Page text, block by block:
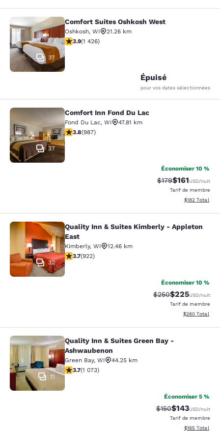
Comfort Suites Oshkosh West
37
Comfort Suites Oshkosh West
Oshkosh, WI
21.26 km
3.87 étoiles. Bien. 1426 commentaires
3.9(1 426)
Épuisé
pour vos dates sélectionnées
Comfort Inn Fond Du Lac
37
Comfort Inn Fond Du Lac
Fond Du Lac, WI
47.81 km
3.79 étoiles. Bien. 987 commentaires
3.8(987)
Économiser 10 %
Tarif barré :
$179Tarif réduit :
$161USD/nuit
Tarif de membre
Afficher les
$182 Total
Quality Inn & Suites Kimberly -
32
Quality Inn & Suites Kimberly - Appleton
East
Kimberly, WI
12.46 km
3.74 étoiles. Bien. 922 commentaires
3.7(922)
Économiser 10 %
Tarif barré :
$250Tarif réduit :
$225USD/nuit
Tarif de membre
Afficher les
$260 Total
Quality Inn & Suites Green Bay -
11
Quality Inn & Suites Green Bay -
Ashwaubenon
Green Bay, WI
44.25 km
3.66 étoiles. Bien. 1073 commentaires
3.7(1 073)
Économiser 5 %
Tarif barré :
$150Tarif réduit :
$143USD/nuit
Tarif de membre
Afficher les
$165 Total